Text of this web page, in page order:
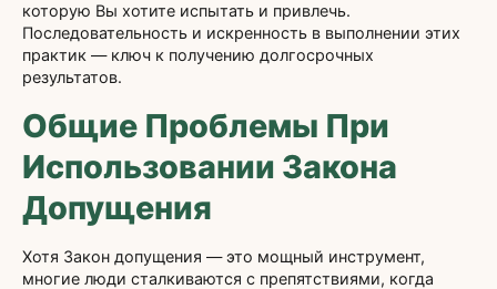
которую Вы хотите испытать и привлечь.
Последовательность и искренность в выполнении этих
практик — ключ к получению долгосрочных
результатов.
Общие Проблемы При
Использовании Закона
Допущения
Хотя Закон допущения — это мощный инструмент,
многие люди сталкиваются с препятствиями, когда